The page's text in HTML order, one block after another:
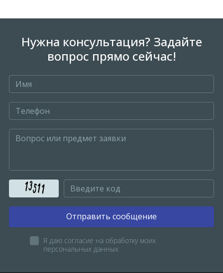
Нужна консультация? Задайте
вопрос прямо сейчас!
Отправить сообщение
Я даю согласие на обработку моих
персональных данных